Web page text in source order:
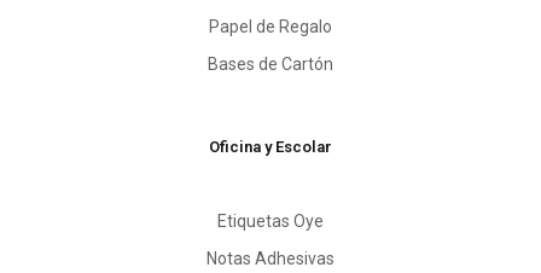
Papel de Regalo
Bases de Cartón
Oficina y Escolar
Etiquetas Oye
Notas Adhesivas